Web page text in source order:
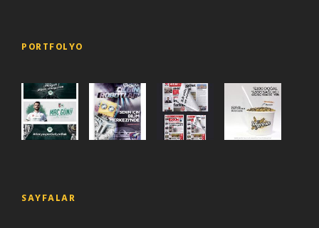
PORTFOLYO
SAYFALAR